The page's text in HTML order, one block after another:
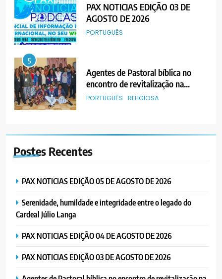
Agentes de Pastoral bíblica no
encontro de revitalização na
Diocese de Chimoio
PORTUGUÊS
6
“Um movimento eclesial sem
Cristo como centro é uma simples
organização humana” – defende o
PORTUGUÊS RELIGIOSA
MERCADO DE INHAMÍZUA:
MUNICÍPIO DIZ QUE
SURGIRAM RESISTÊNCIAS PELO
PAX NOTICIAS EDIÇÃO 28 DE
1
Postes Recentes
PAX NOTICIAS EDIÇÃO 05 DE AGOSTO DE 2026
Serenidade, humildade e integridade entre o legado do
Cardeal Júlio Langa
PAX NOTICIAS EDIÇÃO 04 DE AGOSTO DE 2026
PAX NOTICIAS EDIÇÃO 03 DE AGOSTO DE 2026